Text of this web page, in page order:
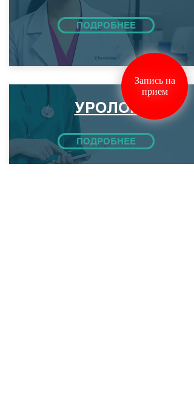
ПОДРОБНЕЕ
УРОЛОГ
ПОДРОБНЕЕ
Запись на
прием